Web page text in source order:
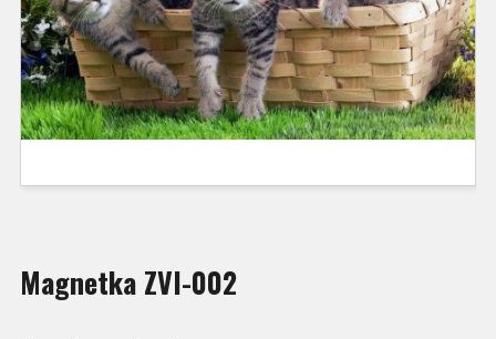
Magnetka ZVI-002